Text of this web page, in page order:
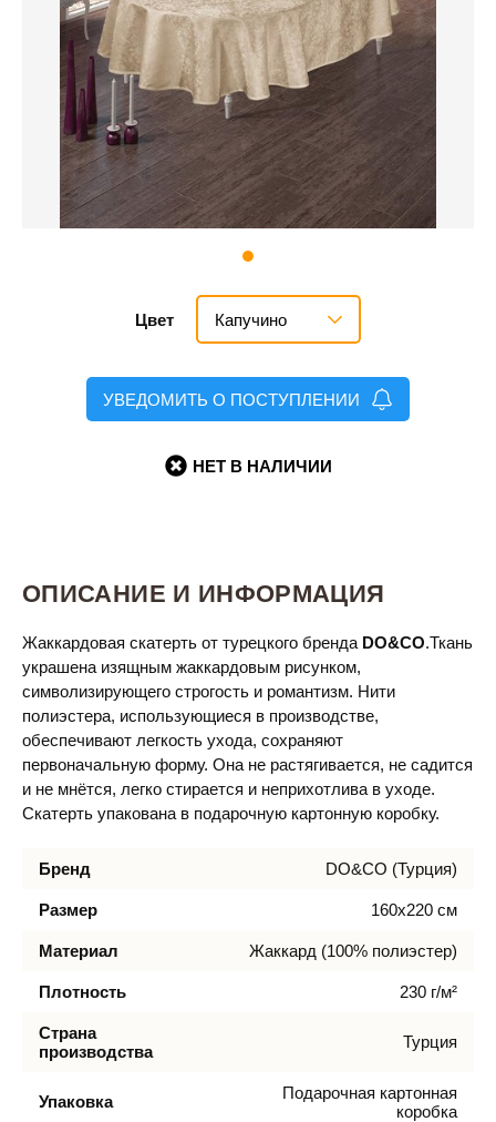
Цвет Капучино
УВЕДОМИТЬ О ПОСТУПЛЕНИИ
НЕТ В НАЛИЧИИ
ОПИСАНИЕ И ИНФОРМАЦИЯ
Жаккардовая скатерть от турецкого бренда DO&CO.Ткань
украшена изящным жаккардовым рисунком,
символизирующего строгость и романтизм. Нити
полиэстера, использующиеся в производстве,
обеспечивают легкость ухода, сохраняют
первоначальную форму. Она не растягивается, не садится
и не мнётся, легко стирается и неприхотлива в уходе.
Скатерть упакована в подарочную картонную коробку.
Бренд DO&CO (Турция)
Размер 160х220 см
Материал Жаккард (100% полиэстер)
Плотность 230 г/м²
Страна
производства
Турция
Упаковка
Подарочная картонная
коробка